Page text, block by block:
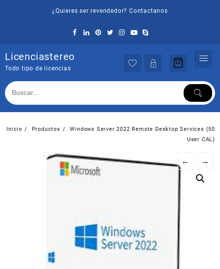
¿Quieres ser revendedor? Contactanos
Licenciastereo
Todo tipo de licencias
Inicio Productos
Windows Server 2022 Remote Desktop Services (50
User CAL)
← →